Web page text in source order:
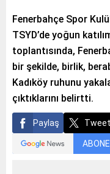
Fenerbahçe Spor
TSYD’de yoğun
toplantısında,
bir şekilde, birlik,
Kadıköy ruhunu
çıktıklarını belirtti.
Paylaş